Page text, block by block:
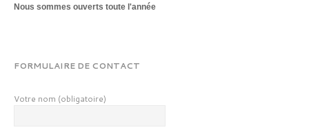
Nous sommes ouverts toute l'année
FORMULAIRE DE CONTACT
Votre nom (obligatoire)